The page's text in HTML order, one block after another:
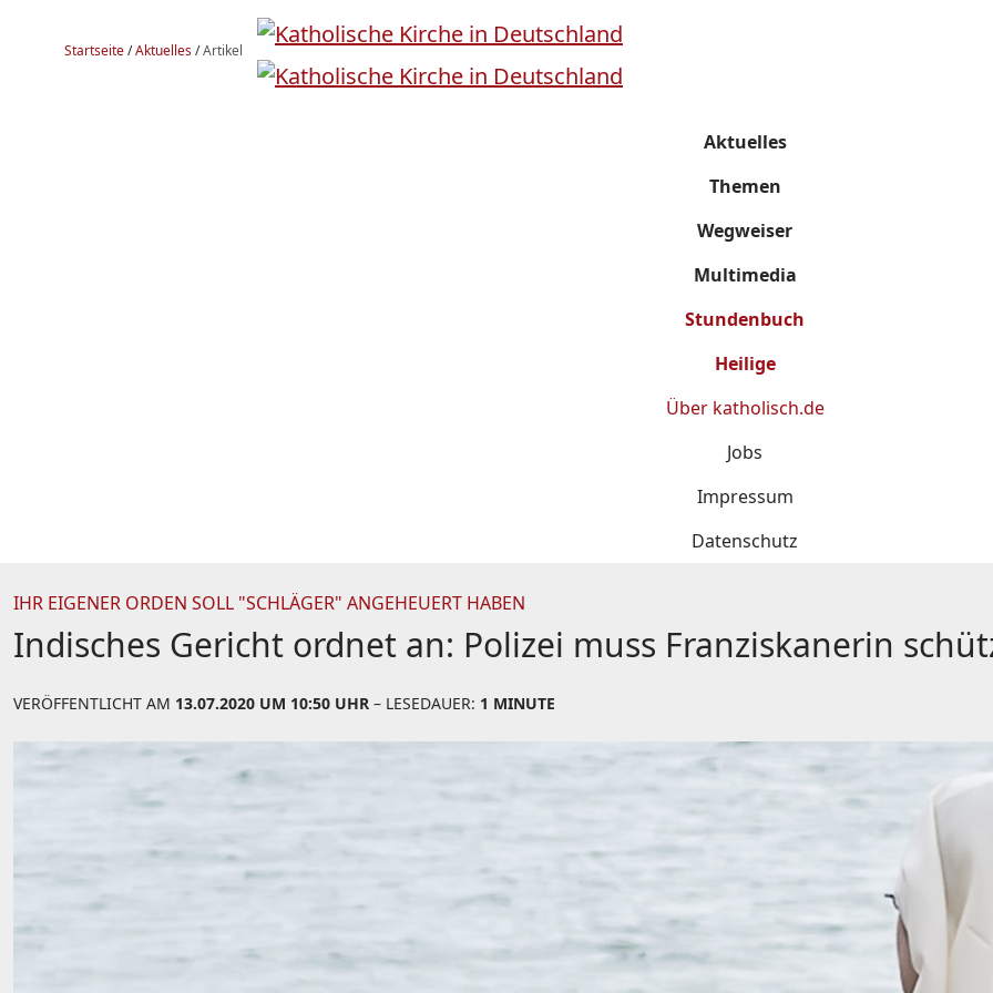
Startseite/Aktuelles/Artikel
Aktuelles
Themen
Wegweiser
Multimedia
Stundenbuch
Heilige
Über katholisch.de
Jobs
Impressum
Datenschutz
IHR EIGENER ORDEN SOLL "SCHLÄGER" ANGEHEUERT HABEN
Indisches Gericht ordnet an: Polizei muss Franziskanerin
VERÖFFENTLICHT AM 13.07.2020 UM 10:50 UHR – LESEDAUER: 1 MINUTE